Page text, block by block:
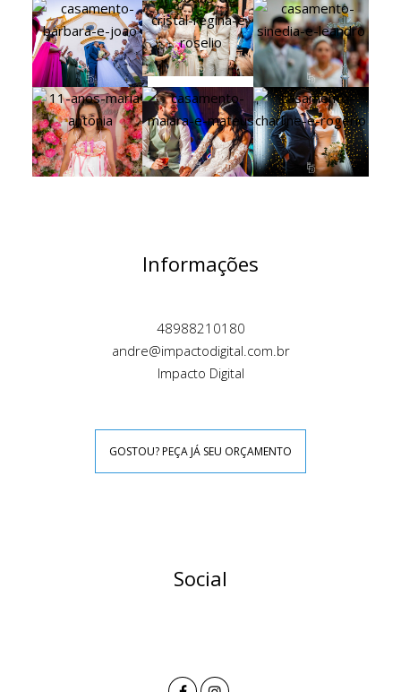
Informações
48988210180
andre@impactodigital.com.br
Impacto Digital
GOSTOU? PEÇA JÁ SEU ORÇAMENTO
Social